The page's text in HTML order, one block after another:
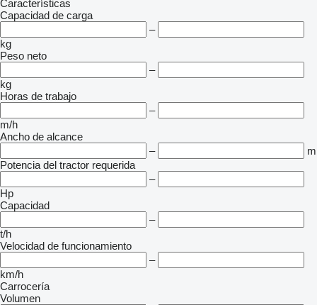
Características
Capacidad de carga
–
kg
Peso neto
–
kg
Horas de trabajo
–
m/h
Ancho de alcance
–
m
Potencia del tractor requerida
–
Hp
Capacidad
–
t/h
Velocidad de funcionamiento
–
km/h
Carrocería
Volumen